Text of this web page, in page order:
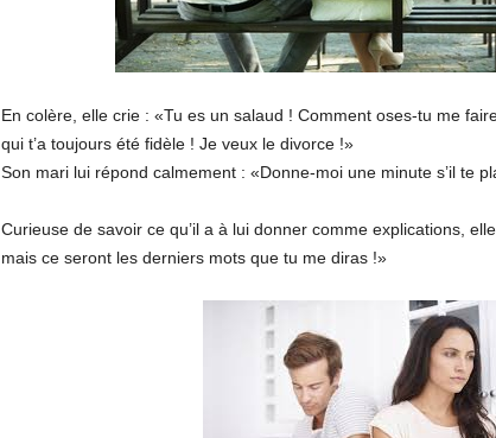
En colère, elle crie : «Tu es un salaud ! Comment oses-tu me
qui t’a toujours été fidèle ! Je veux le divorce !»
Son mari lui répond calmement : «Donne-moi une minute s’il te
Curieuse de savoir ce qu’il a à lui donner comme explications,
mais ce seront les derniers mots que tu me diras !»